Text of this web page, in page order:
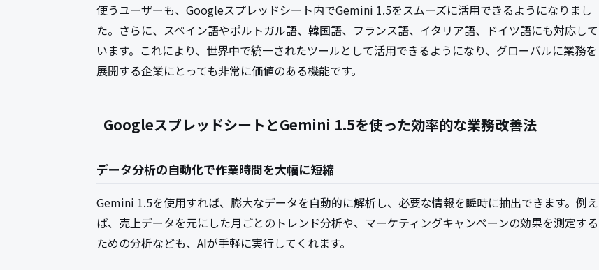
使うユーザーも、Googleスプレッドシート内でGemini 1.5をスムーズに活用できるようになりまし
た。さらに、スペイン語やポルトガル語、韓国語、フランス語、イタリア語、ドイツ語にも対応して
います。これにより、世界中で統一されたツールとして活用できるようになり、グローバルに業務を
展開する企業にとっても非常に価値のある機能です。
GoogleスプレッドシートとGemini 1.5を使った効率的な業務改善法
データ分析の自動化で作業時間を大幅に短縮
Gemini 1.5を使用すれば、膨大なデータを自動的に解析し、必要な情報を瞬時に抽出できます。例え
ば、売上データを元にした月ごとのトレンド分析や、マーケティングキャンペーンの効果を測定する
ための分析なども、AIが手軽に実行してくれます。